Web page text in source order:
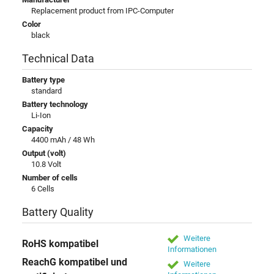
Replacement product from IPC-Computer
Color
black
Technical Data
Battery type
standard
Battery technology
Li-Ion
Capacity
4400 mAh / 48 Wh
Output (volt)
10.8 Volt
Number of cells
6 Cells
Battery Quality
RoHS kompatibel
Weitere
Informationen
ReachG kompatibel und
Weitere